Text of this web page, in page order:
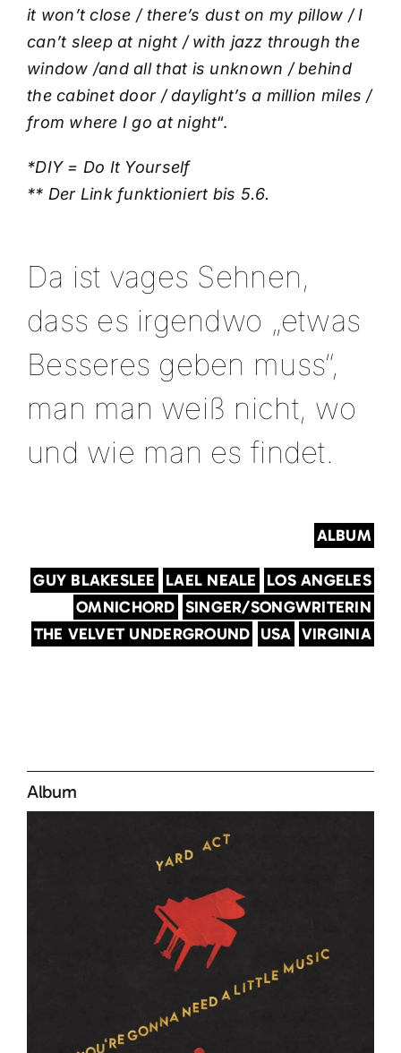
it won’t close / there’s dust on my pillow / I
can’t sleep at night / with jazz through the
window /and all that is unknown / behind
the cabinet door / daylight’s a million miles /
from where I go at night“.
*DIY = Do It Yourself
** Der Link funktioniert bis 5.6.
Da ist vages Sehnen,
dass es irgendwo „etwas
Besseres geben muss“,
man man weiß nicht, wo
und wie man es findet.
ALBUM
GUY BLAKESLEE LAEL NEALE
LOS ANGELES
OMNICHORD SINGER/SONGWRITERIN
THE VELVET UNDERGROUND USA VIRGINIA
Album